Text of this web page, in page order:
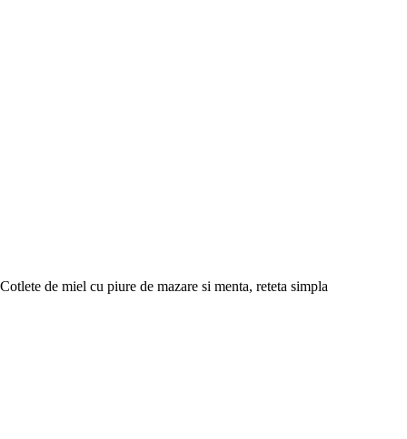
Cotlete de miel cu piure de mazare si menta, reteta simpla